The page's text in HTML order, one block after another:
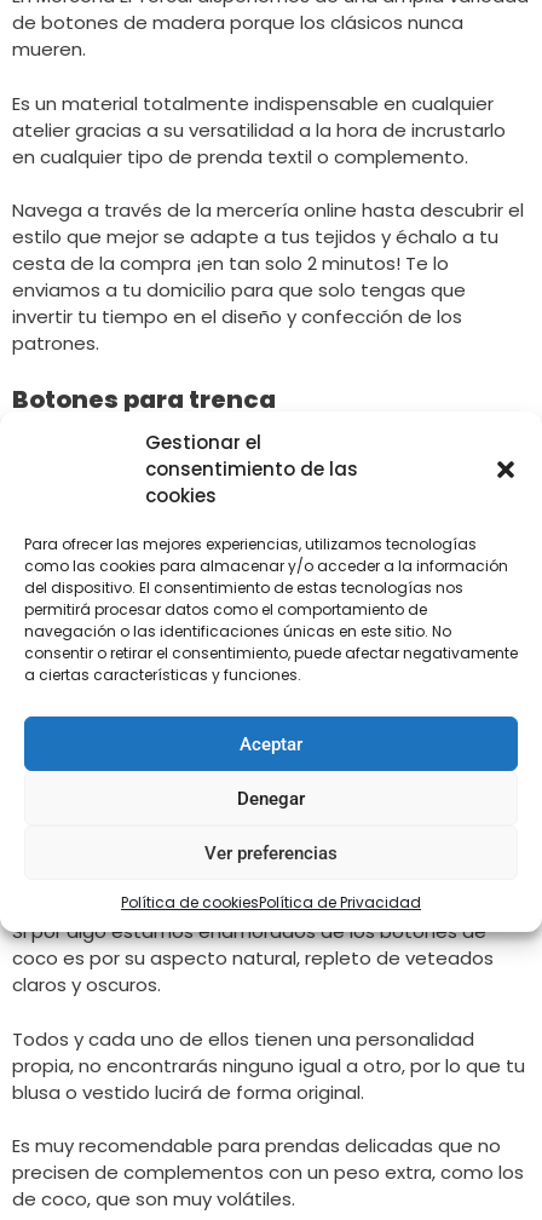
Gestionar el
consentimiento de las
cookies
Para ofrecer las mejores experiencias, utilizamos tecnologías
como las cookies para almacenar y/o acceder a la información
del dispositivo. El consentimiento de estas tecnologías nos
permitirá procesar datos como el comportamiento de
navegación o las identificaciones únicas en este sitio. No
consentir o retirar el consentimiento, puede afectar negativamente
a ciertas características y funciones.
Aceptar
Denegar
Ver preferencias
Política de cookiesPolítica de Privacidad
de botones de madera porque los clásicos nunca
mueren.
Es un material totalmente indispensable en cualquier
atelier gracias a su versatilidad a la hora de incrustarlo
en cualquier tipo de prenda textil o complemento.
Navega a través de la mercería online hasta descubrir el
estilo que mejor se adapte a tus tejidos y échalo a tu
cesta de la compra ¡en tan solo 2 minutos! Te lo
enviamos a tu domicilio para que solo tengas que
invertir tu tiempo en el diseño y confección de los
patrones.
Botones para trenca
¿Recuerdas las chamarras típicas de la época del Flower
Power? Seguro que sí, y uno de los elementos que
incluían eran los botones para trenca con forma
Un emblema de la moda más atrevida del último siglo
que sigue siendo protagonista en pasarelas
internacionales gracias a sus diseños transgresores que
aportan un plus diferenciador a la ropa.
Disponemos de modelos en varios colores, como son el
fucsia y verde y el verde y azul, una perfecta
combinación que sirve tanto para tus chaquetones
como para cualquier otro tipo de prenda que precise de
Si por algo estamos enamorados de los botones de
coco es por su aspecto natural, repleto de veteados
claros y oscuros.
Todos y cada uno de ellos tienen una personalidad
propia, no encontrarás ninguno igual a otro, por lo que tu
blusa o vestido lucirá de forma original.
Es muy recomendable para prendas delicadas que no
precisen de complementos con un peso extra, como los
de coco, que son muy volátiles.